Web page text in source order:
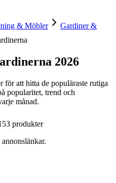
& Möbler
Gardiner &
2026
för att hitta de populäraste rutiga
popularitet, trend och
månad.
produkter